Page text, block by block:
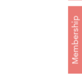
Membership